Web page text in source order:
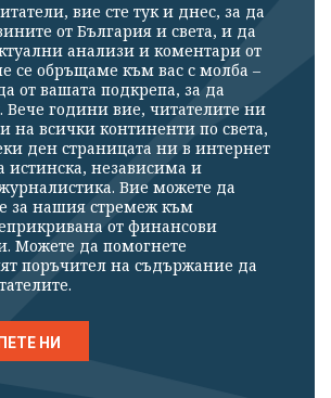
вие сте тук и днес, за да
от България и света, и да
анализи и коментари от
се обръщаме към вас с молба –
от вашата подкрепа, за да
години вие, читателите ни
на всички континенти по света,
ден страницата ни в интернет
истинска, независима и
Вие можете да
за нашия стремеж към
от финансови
Можете да помогнете
поръчител на съдържание да
НИ